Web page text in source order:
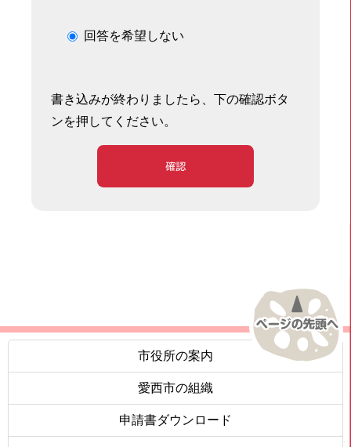
回答を希望しない
書き込みが終わりましたら、下の確認ボタ
ンを押してください。
確認
市役所の案内
愛西市の組織
申請書ダウンロード